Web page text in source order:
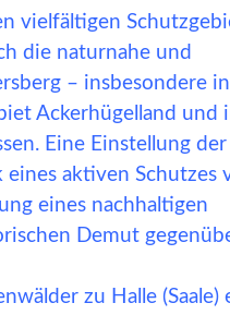
vielfältigen
die naturnahe und
– insbesondere
Ackerhügelland und
Eine Einstellung der
aktiven Schutzes
eines nachhaltigen
Demut
zu Halle (Saale)